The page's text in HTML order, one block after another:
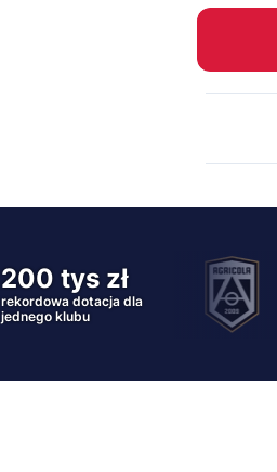
rekordowa dotacja dla
jednego klubu
200 tys zł